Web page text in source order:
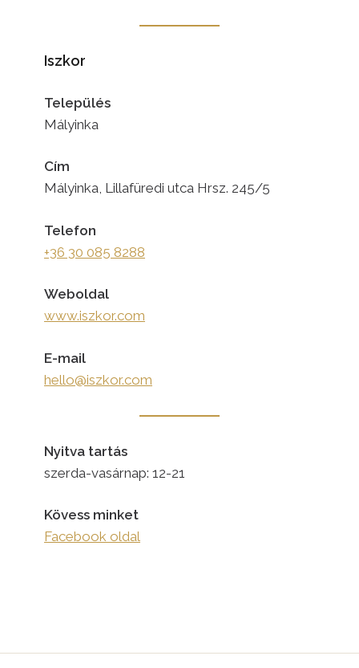
Iszkor
Település
Mályinka
Cím
Mályinka, Lillafüredi utca Hrsz. 245/5
Telefon
+36 30 085 8288
Weboldal
www.iszkor.com
E-mail
hello@iszkor.com
Nyitva tartás
szerda-vasárnap: 12-21
Kövess minket
Facebook oldal